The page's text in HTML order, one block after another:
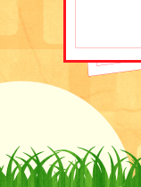
お